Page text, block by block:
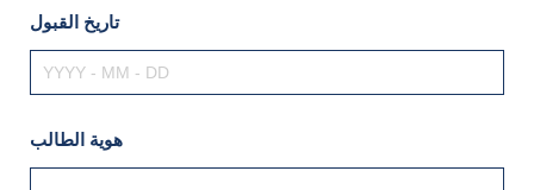
تاريخ القبول
هوية الطالب